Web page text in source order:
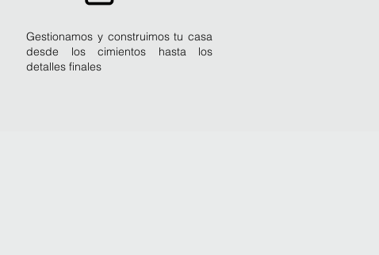
Gestionamos y construimos tu casa
desde los cimientos hasta los
detalles finales